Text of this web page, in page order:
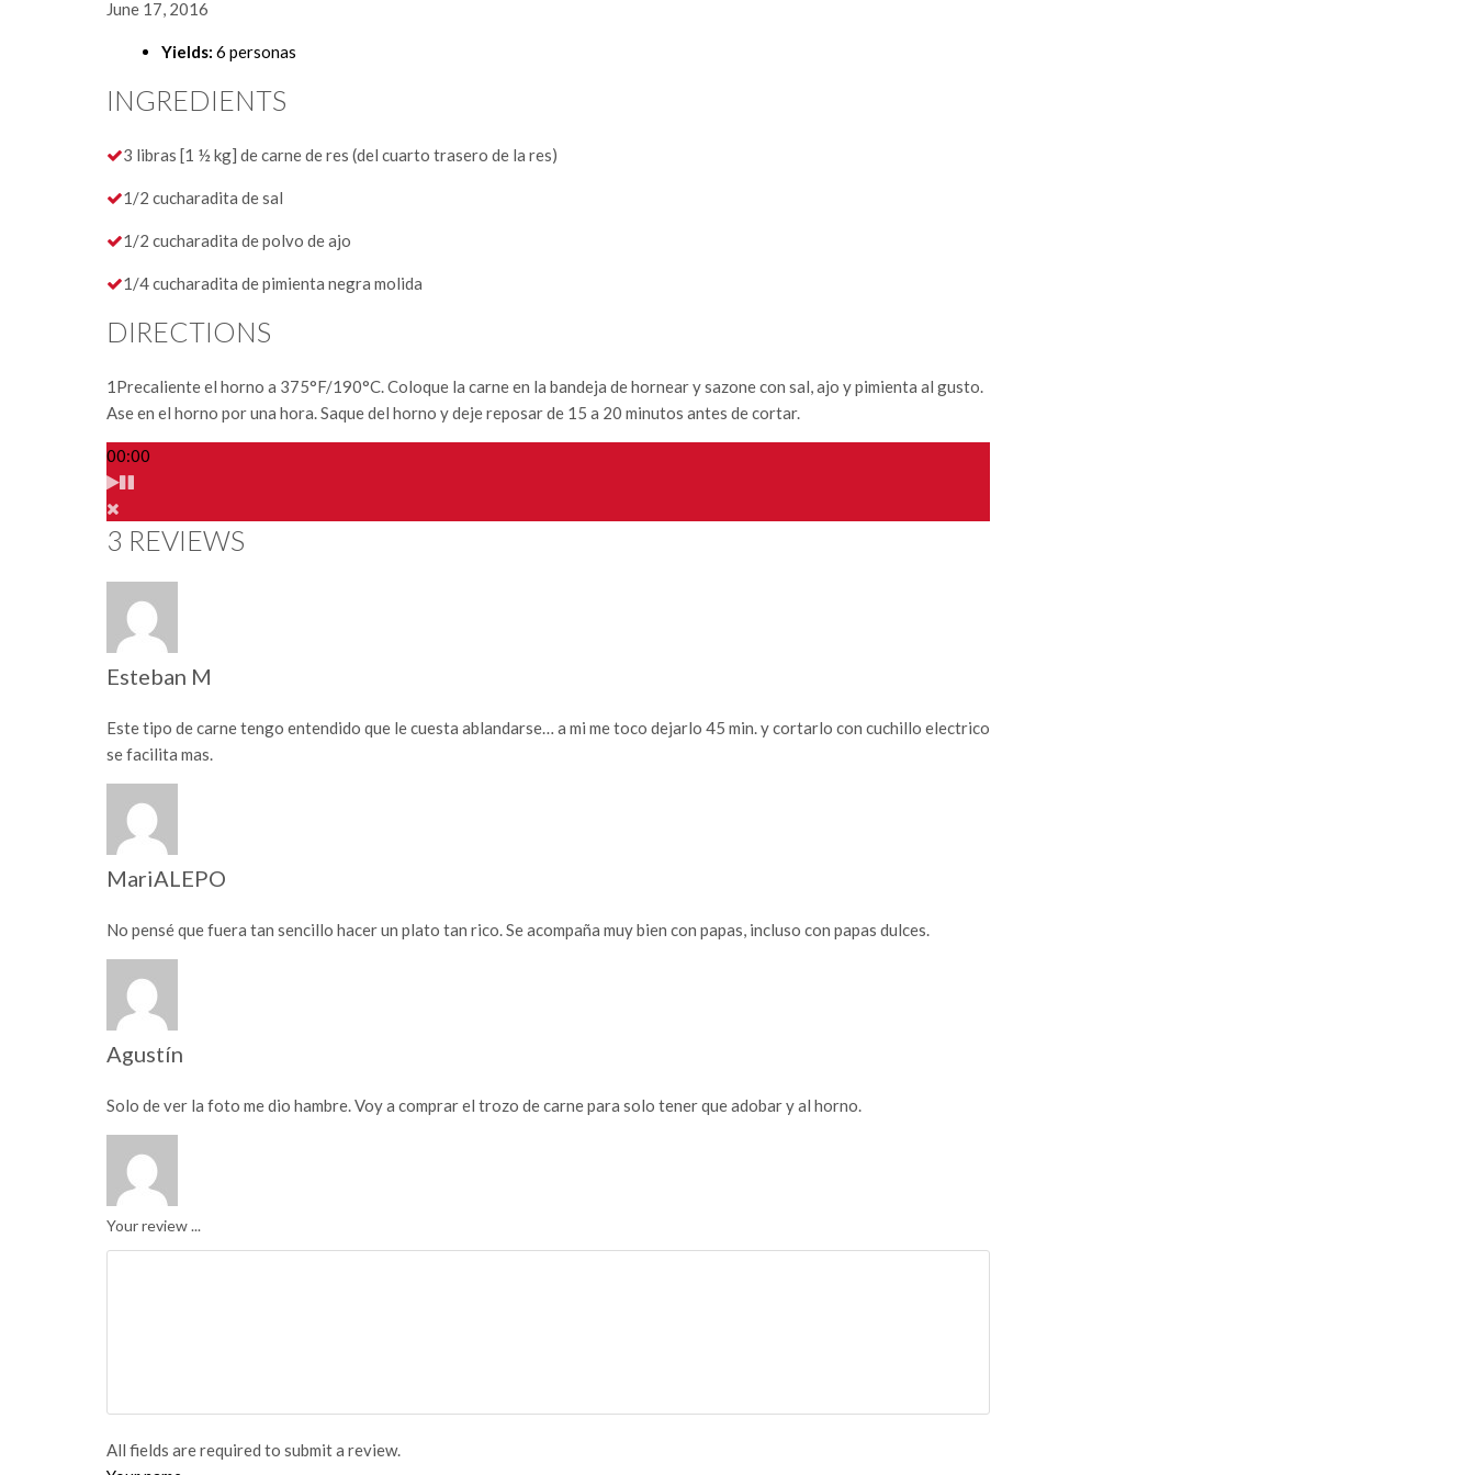
June 17, 2016
Yields: 6 personas
INGREDIENTS
3 libras [1 ½ kg] de carne de res (del cuarto trasero de la res)
1/2 cucharadita de sal
1/2 cucharadita de polvo de ajo
1/4 cucharadita de pimienta negra molida
DIRECTIONS
1Precaliente el horno a 375°F/190°C. Coloque la carne en la bandeja de hornear y sazone con sal, ajo y pimienta al gusto.
Ase en el horno por una hora. Saque del horno y deje reposar de 15 a 20 minutos antes de cortar.
00:00
3 REVIEWS
Esteban M
Este tipo de carne tengo entendido que le cuesta ablandarse… a mi me toco dejarlo 45 min. y cortarlo con cuchillo electrico
se facilita mas.
MariALEPO
No pensé que fuera tan sencillo hacer un plato tan rico. Se acompaña muy bien con papas, incluso con papas dulces.
Agustín
Solo de ver la foto me dio hambre. Voy a comprar el trozo de carne para solo tener que adobar y al horno.
Your review ...
All fields are required to submit a review.